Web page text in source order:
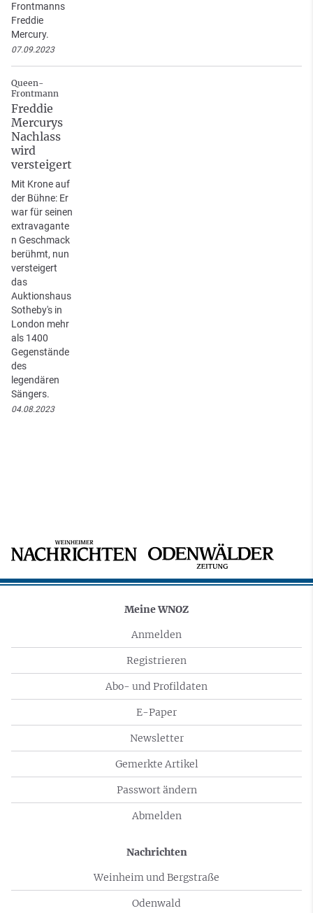
Frontmanns
Freddie
Mercury.
07.09.2023
Queen-
Frontmann
Freddie
Mercurys
Nachlass
wird
versteigert
Mit Krone auf
der Bühne: Er
war für seinen
extravagante
n Geschmack
berühmt, nun
versteigert
das
Auktionshaus
Sotheby's in
London mehr
als 1400
Gegenstände
des
legendären
Sängers.
04.08.2023
Meine WNOZ
Anmelden
Registrieren
Abo- und Profildaten
E-Paper
Newsletter
Gemerkte Artikel
Passwort ändern
Abmelden
Nachrichten
Weinheim und Bergstraße
Odenwald